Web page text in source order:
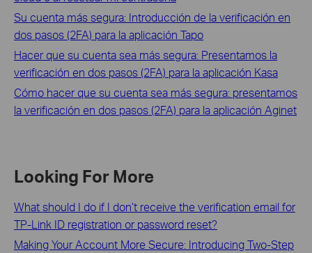
Su cuenta más segura: Introducción de la verificación en
dos pasos (2FA) para la aplicación Tapo
Hacer que su cuenta sea más segura: Presentamos la
verificación en dos pasos (2FA) para la aplicación Kasa
Cómo hacer que su cuenta sea más segura: presentamos
la verificación en dos pasos (2FA) para la aplicación Aginet
Looking For More
What should I do if I don’t receive the verification email for
TP-Link ID registration or password reset?
Making Your Account More Secure: Introducing Two-Step